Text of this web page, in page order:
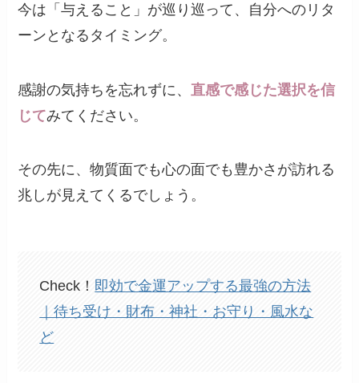
今は「与えること」が巡り巡って、自分へのリタ
ーンとなるタイミング。
感謝の気持ちを忘れずに、 直感で感じた選択を信
じてみてください。
その先に、物質面でも心の面でも豊かさが訪れる
兆しが見えてくるでしょう。
Check！ 即効で金運アップする最強の方法
｜待ち受け・財布・神社・お守り・風水な
ど